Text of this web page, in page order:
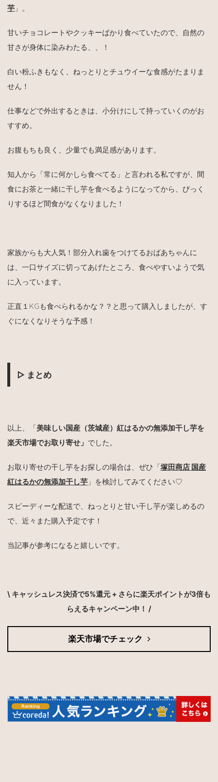
芋 」。
甘いチョコレートやクッキーばかり食べていたので、自然の
甘さが身体に染みわたる、、！
白い粉ふきもなく、ねっとりとチュウイーな食感がたまりま
せん！
仕事などで外出するときは、小分けにして持っていくのがお
すすめ。
お腹もちも良く、少量でも満足感があります。
知人から「常に何かしら食べてる」と言われる私ですが、間
食にお茶と一緒に干し芋を食べるようになってから、びっく
りするほど間食がなくなりました！
家族からも大人気！部分入れ歯をつけてるおばあちゃんに
は、一口サイズに切ってあげたところ、食べやすいようで気
に入っています。
正直１KGも食べられるかな？？と思って購入しましたが、す
ぐになくなりそうな予感！
▷ まとめ
以上、「美味しい国産（茨城産）紅はるかの無添加干し芋を
楽天市場でお取り寄せ」 でした。
お取り寄せの干し芋をお探しの場合は、ぜひ「塚田商店 国産
紅はるかの無添加干し芋 」を検討してみてください♡
スピーディーな配送で、ねっとりと甘い干し芋が楽しめるの
で、近々また購入予定です！
当記事が参考になると嬉しいです。
\ キャッシュレス決済で5%還元 + さらに楽天ポイントが3倍も
らえるキャンペーン中！ /
楽天市場でチェック